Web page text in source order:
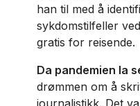
han til med å
sykdomstilfeller
gratis for reisende.
Da pandemien la
drømmen om å
journalistikk. Det